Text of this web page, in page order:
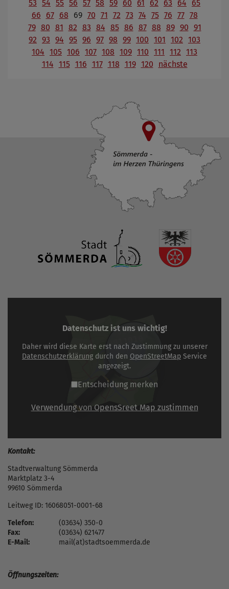
53 54 55 56 57 58 59 60 61 62 63 64
65
66
67 68 69 70 71 72 73 74 75 76 77 78
79 80 81 82 83 84 85 86 87 88 89 90 91
92 93 94 95 96 97 98 99 100 101 102 103
104 105 106 107 108 109 110 111 112 113
114 115 116 117 118 119 120 nächste
Datenschutz ist uns wichtig!
Daher wird diese Karte erst nach Zustimmung zu unserer
Datenschutzerklärung durch den OpenStreetMap Service
angezeigt.
Entscheidung merken
Verwendung von OpensSreet Map zustimmen
Kontakt:
Stadtverwaltung Sömmerda
Marktplatz 3-4
99610 Sömmerda
Leitweg ID: 16068051-0001-68
Telefon:
(03634) 350-0
Fax:
(03634) 621477
E-Mail:
mail(at)stadtsoemmerda.de
Öffnungszeiten: